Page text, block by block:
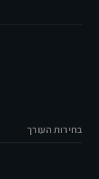
בחירות העורך